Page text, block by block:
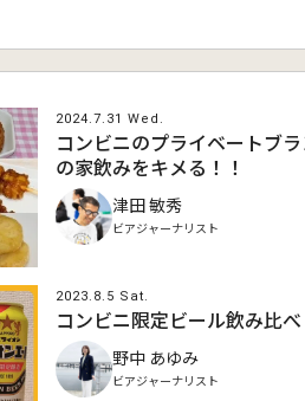
2024.7.31 Wed.
コンビニのプライベートブ
の家飲みをキメる！！
津田 敏秀
ビアジャーナリスト
2023.8.5 Sat.
コンビニ限定ビール飲み比
野中 あゆみ
ビアジャーナリスト